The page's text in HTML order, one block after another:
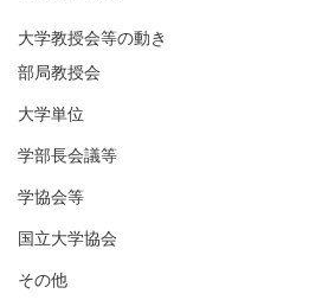
大学教授会等の動き
部局教授会
大学単位
学部長会議等
学協会等
国立大学協会
その他